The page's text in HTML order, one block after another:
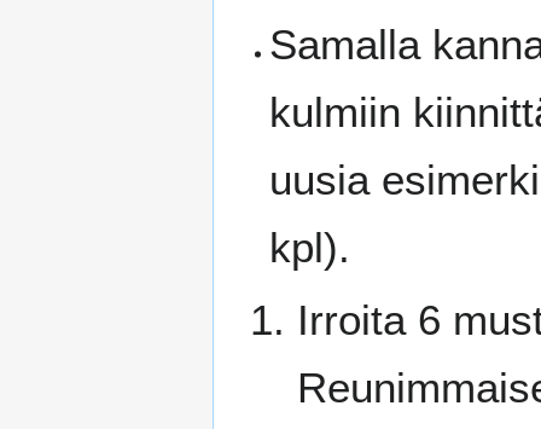
Samalla
kulmiin
uusia
kpl).
Irroita 6